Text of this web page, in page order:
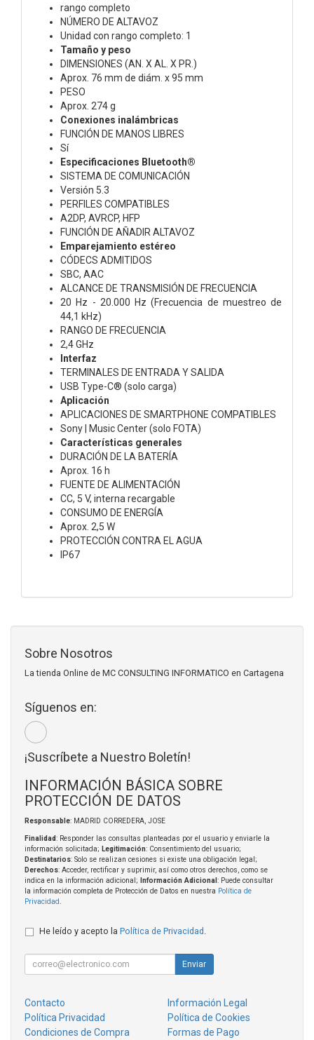
rango completo
NÚMERO DE ALTAVOZ
Unidad con rango completo: 1
Tamaño y peso
DIMENSIONES (AN. X AL. X PR.)
Aprox. 76 mm de diám. x 95 mm
PESO
Aprox. 274 g
Conexiones inalámbricas
FUNCIÓN DE MANOS LIBRES
Sí
Especificaciones Bluetooth®
SISTEMA DE COMUNICACIÓN
Versión 5.3
PERFILES COMPATIBLES
A2DP, AVRCP, HFP
FUNCIÓN DE AÑADIR ALTAVOZ
Emparejamiento estéreo
CÓDECS ADMITIDOS
SBC, AAC
ALCANCE DE TRANSMISIÓN DE FRECUENCIA
20 Hz - 20.000 Hz (Frecuencia de muestreo de
44,1 kHz)
RANGO DE FRECUENCIA
2,4 GHz
Interfaz
TERMINALES DE ENTRADA Y SALIDA
USB Type-C® (solo carga)
Aplicación
APLICACIONES DE SMARTPHONE COMPATIBLES
Sony | Music Center (solo FOTA)
Características generales
DURACIÓN DE LA BATERÍA
Aprox. 16 h
FUENTE DE ALIMENTACIÓN
CC, 5 V, interna recargable
CONSUMO DE ENERGÍA
Aprox. 2,5 W
PROTECCIÓN CONTRA EL AGUA
IP67
Sobre Nosotros
La tienda Online de MC CONSULTING INFORMATICO en Cartagena
Síguenos en:
¡Suscríbete a Nuestro Boletín!
INFORMACIÓN BÁSICA SOBRE
PROTECCIÓN DE DATOS
Responsable: MADRID CORREDERA, JOSE
Finalidad: Responder las consultas planteadas por el usuario y enviarle la
información solicitada; Legitimación: Consentimiento del usuario;
Destinatarios: Solo se realizan cesiones si existe una obligación legal;
Derechos: Acceder, rectificar y suprimir, así como otros derechos, como se
indica en la información adicional;
Información Adicional : Puede consultar
la información completa de Protección de Datos en nuestra Política de
Privacidad
He leído y acepto la Política de Privacidad
Enviar
Contacto
Información Legal
Política Privacidad
Política de Cookies
Condiciones de Compra
Formas de Pago